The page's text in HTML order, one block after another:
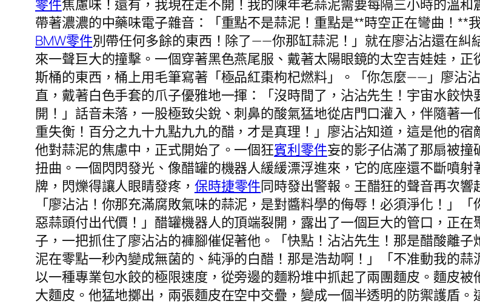
零件焦慮味！還有，我現在走不開！我的陳年老蒜泥需要每隔三小時的溫
帶著濃濃的中藥味電子雜音：「重點不是蒜泥！重點是**時空正在彎曲！**
BMW零件別帶任何多餘的東西！除了——你那缸蒜泥！」就在廖沾沾還在糾
來一聲巨大的撞擊。一個穿著黑色燕尾服、戴著太陽眼鏡的太空吉娃娃，
斯桶的東西，桶上用毛筆寫著「極品紅棗枸杞燃料」。「你怎麼——」廖沾
直，戴著白色手套的爪子優雅地一揮：「沒時間了，沾沾先生！宇宙水餃
開！」話音未落，一股極致尖銳、刺鼻的酸氣猛地從店門口灌入，伴隨著
重失衡！百分之九十九點九九的醋，才是真理！」廖沾沾知道，這是他的
他對蒜泥的焦慮中，正式開始了。一個狂賓利零件妄的影子佔滿了那扇被撞
扭曲。一個閃閃發光、像醋罐的機器人緩緩漂浮進來，它的底座還不斷噴
牌，閃爍得讓人眼睛發疼， 保時捷零件同時發出警報。王醋狂的聲音再次
「廖沾沾！你那充滿腐敗氣味的蒜泥，是對醬料學的侮辱！必須淨化！」
惡蒜頭付出代價！」醋罐機器人的頂端裂開，露出了一個巨大的管口，正
子，一把抓住了廖沾沾的褲腳催促著他。「快點！沾沾先生！那是醋酸離
泥在零點一秒內變成無菌的、純淨的白醋！那是浩劫啊！」「不准動我的
以一種專業包水餃的極限速度，從旁邊的麵粉堆中抓起了兩團麵皮。麵皮
大麵皮。他猛地擲出，兩張麵皮在空中交疊，變成一個半透明的防禦護盾